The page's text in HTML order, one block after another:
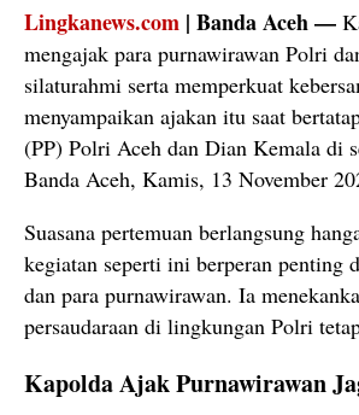
Lingkanews.com | Banda Aceh —
mengajak para purnawirawan Polri
silaturahmi serta memperkuat
menyampaikan ajakan itu saat
(PP) Polri Aceh dan Dian Kemala di
Banda Aceh, Kamis, 13 November
Suasana pertemuan berlangsung
kegiatan seperti ini berperan penting
dan para purnawirawan. Ia
persaudaraan di lingkungan Polri
Kapolda Ajak Purnawirawan